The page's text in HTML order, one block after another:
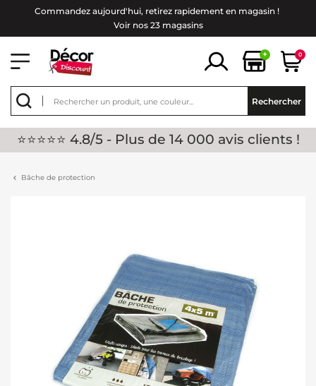
Commandez aujourd'hui, retirez rapidement en magasin !
Voir nos 23 magasins
+ 0
Rechercher
⭐⭐⭐⭐⭐ 4.8/5 - Plus de 14 000 avis clients !
Bâche de protection